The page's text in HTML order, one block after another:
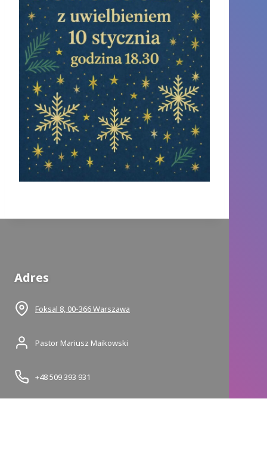
Adres
Foksal 8, 00-366 Warszawa
Pastor Mariusz Maikowski
+48 509 393 931